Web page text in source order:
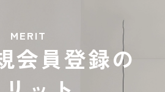
MERIT
会員登録の